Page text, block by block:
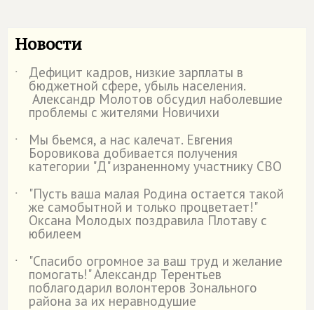
Новости
˙ Дефицит кадров, низкие зарплаты в
бюджетной сфере, убыль населения.
Александр Молотов обсудил наболевшие
проблемы с жителями Новичихи
˙
Мы бьемся, а нас калечат. Евгения
Боровикова добивается получения
категории "Д" израненному участнику СВО
˙
"Пусть ваша малая Родина остается такой
же самобытной и только процветает!"
Оксана Молодых поздравила Плотаву с
юбилеем
˙
"Спасибо огромное за ваш труд и желание
помогать!" Александр Терентьев
поблагодарил волонтеров Зонального
района за их неравнодушие